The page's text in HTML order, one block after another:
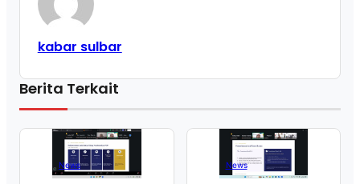
kabar sulbar
Berita Terkait
News News